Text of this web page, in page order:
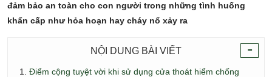
đảm bảo an toàn cho con người trong những tình huống
khẩn cấp như hỏa hoạn hay cháy nổ xảy ra
-
NỘI DUNG BÀI VIẾT
Điểm cộng tuyệt vời khi sử dụng cửa thoát hiểm chống